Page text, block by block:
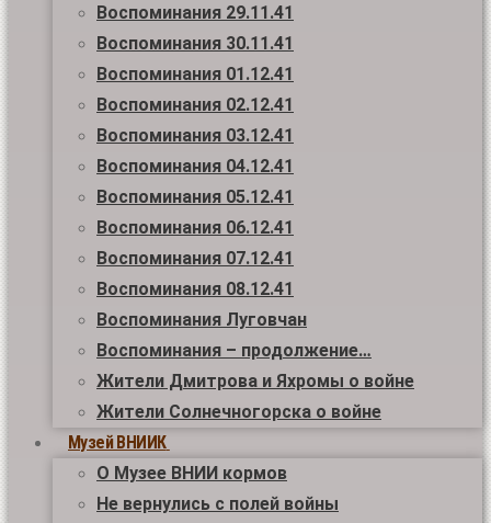
Воспоминания 29.11.41
Воспоминания 30.11.41
Воспоминания 01.12.41
Воспоминания 02.12.41
Воспоминания 03.12.41
Воспоминания 04.12.41
Воспоминания 05.12.41
Воспоминания 06.12.41
Воспоминания 07.12.41
Воспоминания 08.12.41
Воспоминания Луговчан
Воспоминания – продолжение…
Жители Дмитрова и Яхромы о войне
Жители Солнечногорска о войне
Музей ВНИИК
О Музее ВНИИ кормов
Не вернулись с полей войны